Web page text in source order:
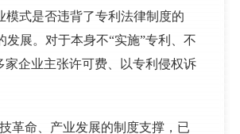
模式是否违背了专利法律制度的
展。对于本身不“实施”专利、不
家企业主张许可费、以专利侵权诉
革命、产业发展的制度支撑，已